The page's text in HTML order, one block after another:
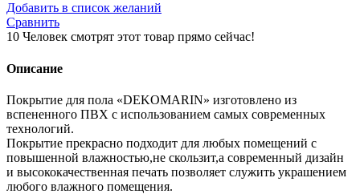
Добавить в список желаний
Сравнить
10 Человек смотрят этот товар прямо сейчас!
Описание
Покрытие для пола «DEKOMARIN» изготовлено из
вспененного ПВХ с использованием самых современных
технологий.
Покрытие прекрасно подходит для любых помещений с
повышенной влажностью,не скользит,а современный дизайн
и высококачественная печать позволяет служить украшением
любого влажного помещения.